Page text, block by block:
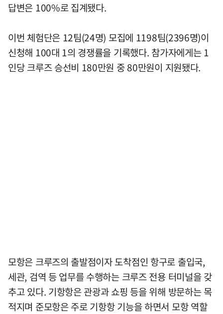
답변은 100%로 집계됐다.
이번 체험단은 12팀(24명) 모집에 1198팀(2396명)이
신청해 100대 1의 경쟁률을 기록했다. 참가자에게는 1
인당 크루즈 승선비 180만원 중 80만원이 지원됐다.
모항은 크루즈의 출발점이자 도착점인 항구로 출입국,
세관, 검역 등 업무를 수행하는 크루즈 전용 터미널을 갖
추고 있다. 기항항은 관광과 쇼핑 등을 위해 방문하는 목
적지며 준모항은 주로 기항항 기능을 하면서 모항 역할